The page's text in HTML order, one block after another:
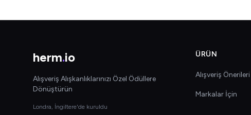
herm.io
Alışveriş Alışkanlıklarınızı Özel Ödüllere
Dönüştürün
Londra, İngiltere'de kuruldu
ÜRÜN
Alışveriş Önerileri
Markalar İçin